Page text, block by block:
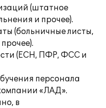
(штатное
и прочее).
(больничные листы,
(ЕСН, ПФР, ФСС и
персонала
«ЛАД».
в